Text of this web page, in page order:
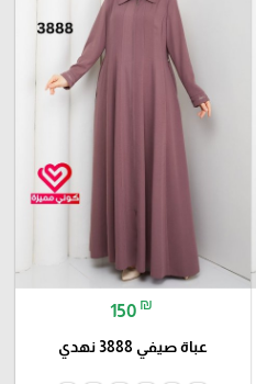
150 ₪
عباة صيفي 3888 نهدي